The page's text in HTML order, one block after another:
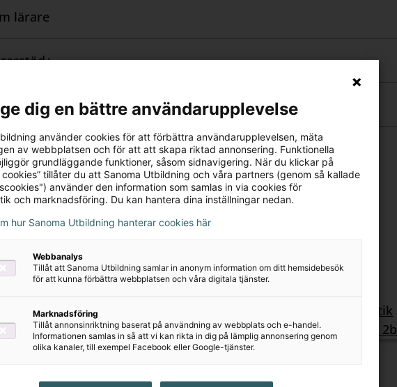
tips
+ Exituppgifter
och ledtrådar till uppgifter
till bokens Nivå 3-uppgifter
övningsblad och aktiviteter, ISBN: 9789152369401
ISBN: 9789152369388
lärare
Kontakt
dig en bättre användarupplevelse
använder cookies för att förbättra användarupplevelsen, mäta
av webbplatsen och för att att skapa riktad annonsering. Funktionella
grundläggande funktioner, såsom sidnavigering. När du klickar på
cookies” tillåter du att Sanoma Utbildning och våra partners (genom så kallade
använder den information som samlas in via cookies för
och marknadsföring. Du kan hantera dina inställningar nedan.
hur Sanoma Utbildning hanterar cookies här
Webbanalys
Tillåt att Sanoma Utbildning samlar in anonym information om ditt hemsidebesök
för att kunna förbättra webbplatsen och våra digitala tjänster.
Marknadsföring
Tillåt annonsinriktning baserat på användning av webbplats och e-handel.
Informationen samlas in så att vi kan rikta in dig på lämplig annonsering genom
olika kanaler, till exempel Facebook eller Google-tjänster.